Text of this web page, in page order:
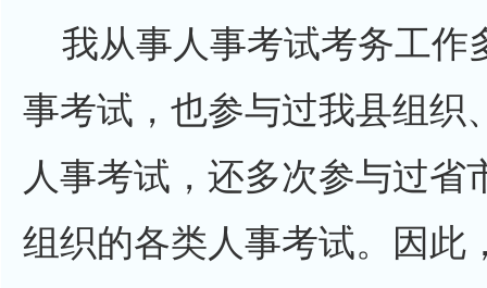
我从事人事考试考务工作
事考试，也参与过我县组织
人事考试，还多次参与过省
组织的各类人事考试。因此